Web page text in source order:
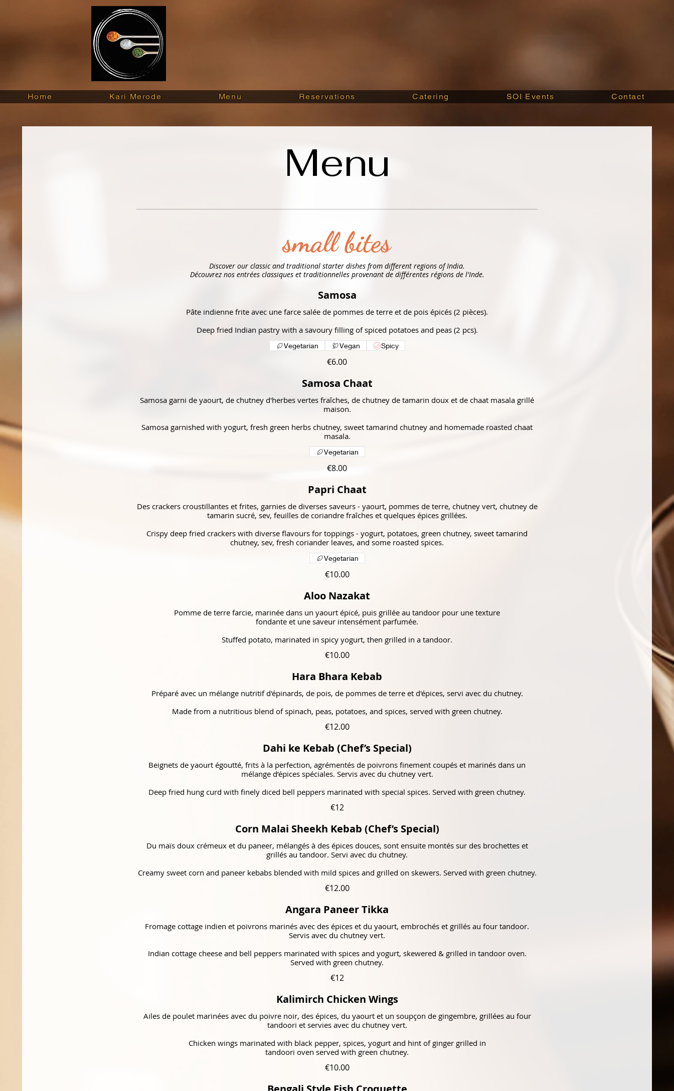
Home Kari Merode Menu Reservations Catering SOI Events Contact
Menu
small bites
Discover our classic and traditional starter dishes from different regions of India.
Découvrez nos entrées classiques et traditionnelles provenant de différentes régions de l'Inde.
Samosa
Pâte indienne frite avec une farce salée de pommes de terre et de pois épicés (2 pièces).
€6.00
Vegetarian Vegan Spicy
Samosa Chaat
Samosa garni de yaourt, de chutney d'herbes vertes fraîches, de chutney de tamarin doux et de chaat masala grillé
maison.
Samosa garnished with yogurt, fresh green herbs chutney, sweet tamarind chutney and homemade roasted chaat
€8.00
Vegetarian
Papri Chaat
Des crackers croustillantes et frites, garnies de diverses saveurs - yaourt, pommes de terre, chutney vert, chutney de
tamarin sucré, sev, feuilles de coriandre fraîches et quelques épices grillées.
Crispy deep fried crackers with diverse flavours for toppings - yogurt, potatoes, green chutney, sweet tamarind
€10.00
Vegetarian
Aloo Nazakat
Pomme de terre farcie, marinée dans un yaourt épicé, puis grillée au tandoor pour une texture
fondante et une saveur intensément parfumée.
Stuffed potato, marinated in spicy yogurt, then grilled in a tandoor.
€10.00
Hara Bhara Kebab
Préparé avec un mélange nutritif d'épinards, de pois, de pommes de terre et d'épices, servi avec du chutney.
Made from a nutritious blend of spinach, peas, potatoes, and spices, served with green chutney.
€12.00
Dahi ke Kebab (Chef’s Special)
Beignets de yaourt égoutté, frits à la perfection, agrémentés de poivrons finement coupés et marinés dans un
mélange d’épices spéciales. Servis avec du chutney vert.
Deep fried hung curd with finely diced bell peppers marinated with special spices. Served with green chutney.
€12
Corn Malai Sheekh Kebab (Chef’s Special)
Du maïs doux crémeux et du paneer, mélangés à des épices douces, sont ensuite montés sur des brochettes et
grillés au tandoor. Servi avec du chutney.
Creamy sweet corn and paneer kebabs blended with mild spices and grilled on skewers. Served with green chutney.
€12.00
Angara Paneer Tikka
Fromage cottage indien et poivrons marinés avec des épices et du yaourt, embrochés et grillés au four tandoor.
Servis avec du chutney vert.
Indian cottage cheese and bell peppers marinated with spices and yogurt, skewered & grilled in tandoor oven.
Served with green chutney.
€12
Kalimirch Chicken Wings
Ailes de poulet marinées avec du poivre noir, des épices, du yaourt et un soupçon de gingembre, grillées au four
tandoori et servies avec du chutney vert.
Chicken wings marinated with black pepper, spices, yogurt and hint of ginger grilled in
tandoori oven served with green chutney.
€10.00